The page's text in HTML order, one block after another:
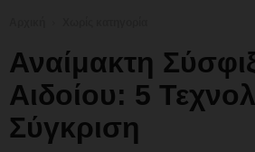
Αναίμακτη
Αιδοίου: 5
Σύγκριση